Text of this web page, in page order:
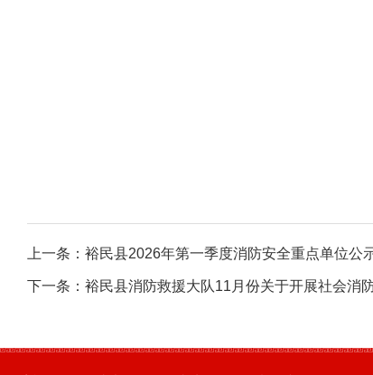
上一条： 裕民县2026年第一季度消防安全重点单位公
下一条： 裕民县消防救援大队11月份关于开展社会消